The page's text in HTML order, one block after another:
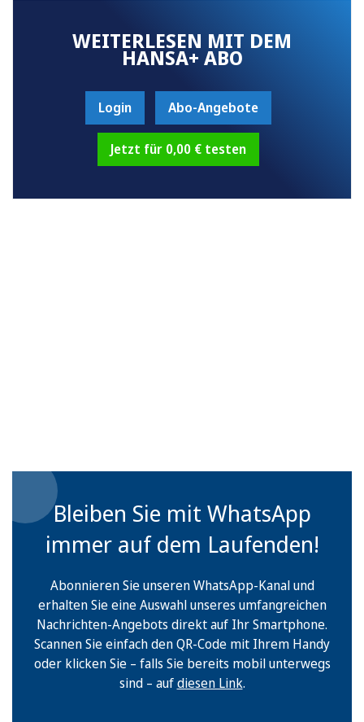
WEITERLESEN MIT DEM
HANSA+ ABO
Login Abo-Angebote
Jetzt für 0,00 € testen
Bleiben Sie mit WhatsApp
immer auf dem Laufenden!
Abonnieren Sie unseren WhatsApp-Kanal und
erhalten Sie eine Auswahl unseres umfangreichen
Nachrichten-Angebots direkt auf Ihr Smartphone.
Scannen Sie einfach den QR-Code mit Ihrem Handy
oder klicken Sie – falls Sie bereits mobil unterwegs
sind – aufdiesen Link.